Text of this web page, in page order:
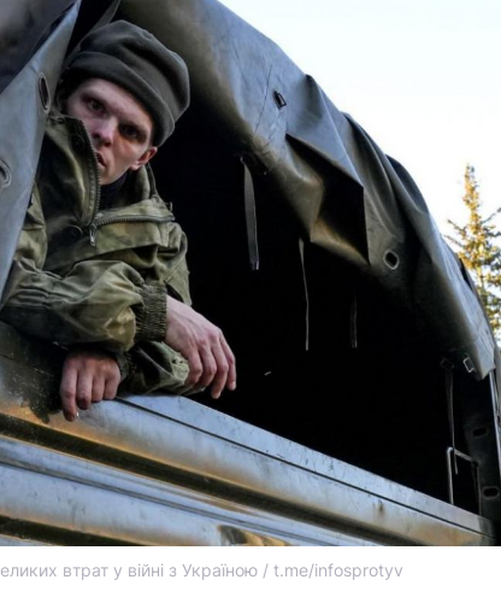
втрат у війні з Україною / t.me/infosprotyv